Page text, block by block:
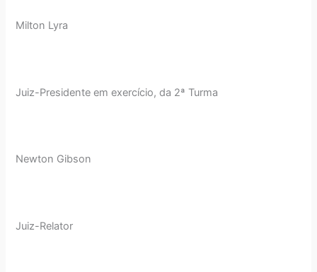
Milton Lyra
Juiz-Presidente em exercício, da 2ª Turma
Newton Gibson
Juiz-Relator